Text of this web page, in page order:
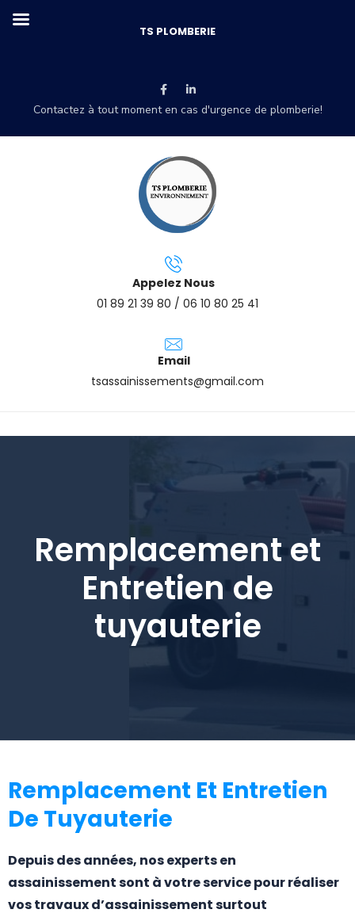
Contactez à tout moment en cas d'urgence de plomberie!
Appelez Nous
01 89 21 39 80 / 06 10 80 25 41
Email
tsassainissements@gmail.com
Remplacement et
Entretien de
tuyauterie
Remplacement Et Entretien
De Tuyauterie
Depuis des années, nos experts en
assainissement sont à votre service pour réaliser
vos travaux d’assainissement surtout
TS PLOMBERIE